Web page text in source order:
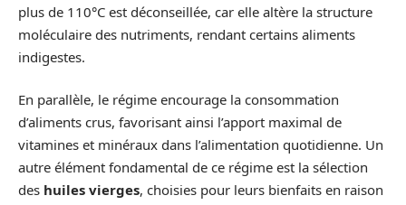
plus de 110°C est déconseillée, car elle altère la structure
moléculaire des nutriments, rendant certains aliments
indigestes.
En parallèle, le régime encourage la consommation
d’aliments crus, favorisant ainsi l’apport maximal de
vitamines et minéraux dans l’alimentation quotidienne. Un
autre élément fondamental de ce régime est la sélection
des huiles vierges, choisies pour leurs bienfaits en raison